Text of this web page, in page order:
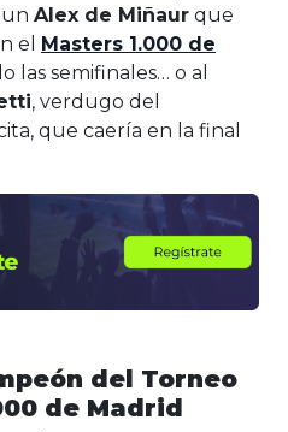
un Alex de Miñaur que
el
Masters 1.000 de
las semifinales… o al
, verdugo del
que caería en la final
del Torneo
de Madrid